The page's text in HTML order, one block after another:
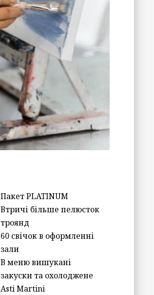
Пакет PLATINUM
Втричі більше пелюсток
троянд
60 свічок в оформленні
зали
В меню вишукані
закуски та охолоджене
Asti Martini